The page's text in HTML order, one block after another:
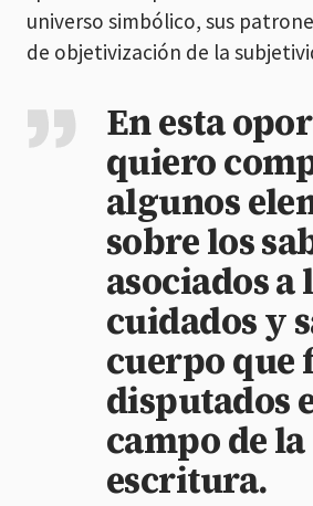
universo simbólico, sus
de objetivización de la
En esta
quiero
algunos
sobre los
asociados a
cuidados y
cuerpo que
disputados
campo de la
escritura.